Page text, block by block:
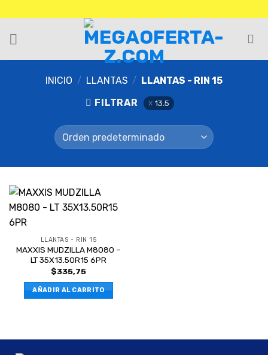
INICIO / LLANTAS / LLANTAS - RIN 15
FILTRAR
13.5
LLANTAS - RIN 15
MAXXIS MUDZILLA M8080 –
LT 35X13.50R15 6PR
$335,75
AÑADIR AL CARRITO